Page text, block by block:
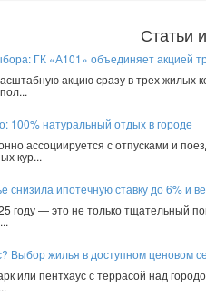
Статьи
ГК «А101» объединяет акцией
акцию сразу в трех
100% натуральный отдых в городе
ассоциируется с отпусками и
кур...
снизила ипотечную ставку до 6% и
году — это не только тщательный
Выбор жилья в доступном ценовом
или пентхаус с террасой над